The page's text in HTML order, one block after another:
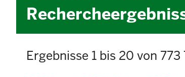
Ergebnisse 1 bis 20 von